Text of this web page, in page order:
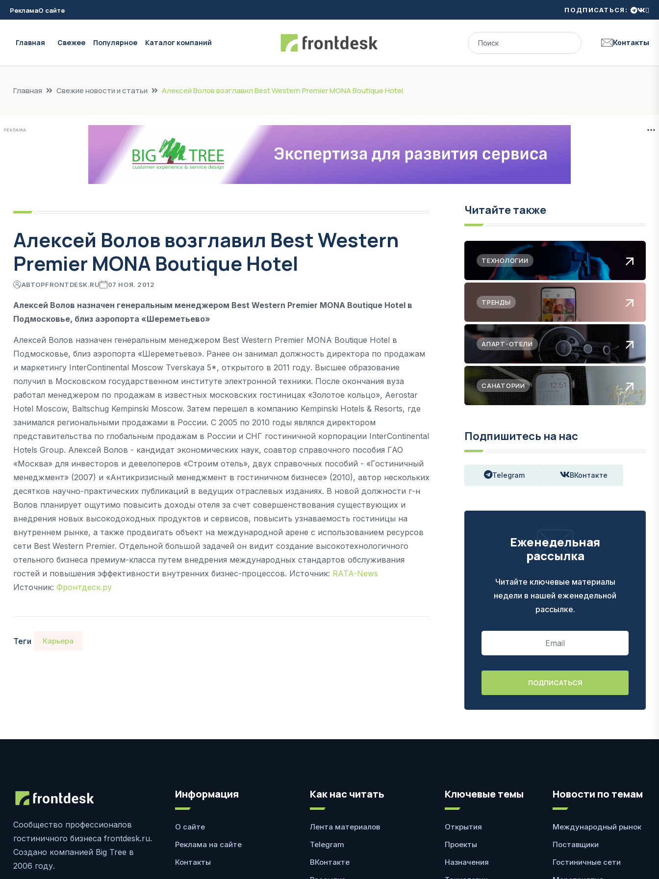
РекламаО сайте ПОДПИСАТЬСЯ:
Главная Свежее Популярное Каталог компаний Контакты
Главная Свежие новости и статьи Алексей Волов возглавил Best Western Premier MONA Boutique Hotel
РЕКЛАМА
Алексей Волов возглавил Best Western
Premier MONA Boutique Hotel
АВТОРFRONTDESK.RU 07 НОЯ. 2012
Алексей Волов назначен генеральным менеджером Best Western Premier MONA Boutique Hotel в
Подмосковье, близ аэропорта «Шереметьево»
Алексей Волов назначен генеральным менеджером Best Western Premier MONA Boutique Hotel в
Подмосковье, близ аэропорта «Шереметьево». Ранее он занимал должность директора по продажам
и маркетингу InterContinental Moscow Tverskaya 5*, открытого в 2011 году. Высшее образование
получил в Московском государственном институте электронной техники. После окончания вуза
работал менеджером по продажам в известных московских гостиницах «Золотое кольцо», Aerostar
Hotel Moscow, Baltschug Kempinski Moscow. Затем перешел в компанию Kempinski Hotels & Resorts, где
занимался региональными продажами в России. С 2005 по 2010 годы являлся директором
представительства по глобальным продажам в России и СНГ гостиничной корпорации InterContinental
Hotels Group. Алексей Волов - кандидат экономических наук, соавтор справочного пособия ГАО
«Москва» для инвесторов и девелоперов «Строим отель», двух справочных пособий - «Гостиничный
менеджмент» (2007) и «Антикризисный менеджмент в гостиничном бизнесе» (2010), автор нескольких
десятков научно-практических публикаций в ведущих отраслевых изданиях. В новой должности г-н
Волов планирует ощутимо повысить доходы отеля за счет совершенствования существующих и
внедрения новых высокодоходных продуктов и сервисов, повысить узнаваемость гостиницы на
внутреннем рынке, а также продвигать объект на международной арене с использованием ресурсов
сети Best Western Premier. Отдельной большой задачей он видит создание высокотехнологичного
отельного бизнеса премиум-класса путем внедрения международных стандартов обслуживания
гостей и повышения эффективности внутренних бизнес-процессов. Источник: RATA-News
Источник: Фронтдеск.ру
Теги Карьера
Читайте также
ТЕХНОЛОГИИ
ТРЕНДЫ
АПАРТ-ОТЕЛИ
САНАТОРИИ
Подпишитесь на нас
Telegram ВКонтакте
Еженедельная
рассылка
Читайте ключевые материалы
недели в нашей еженедельной
рассылке.
Сообщество профессионалов
гостиничного бизнеса frontdesk.ru.
Создано компанией Big Tree в
2006 году.
Информация
О сайте
Реклама на сайте
Контакты
Как нас читать
Лента материалов
Telegram
ВКонтакте
Ключевые темы
Открытия
Проекты
Назначения
Новости по темам
Международный рынок
Поставщики
Гостиничные сети